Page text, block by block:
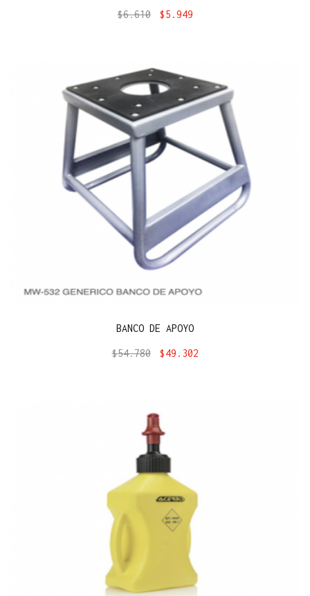
$6.610 $5.949
BANCO DE APOYO
$54.780 $49.302